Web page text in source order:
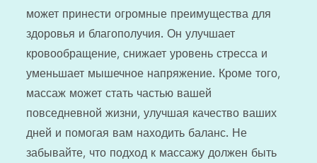
может принести огромные преимущества для
здоровья и благополучия. Он улучшает
кровообращение, снижает уровень стресса и
уменьшает мышечное напряжение. Кроме того,
массаж может стать частью вашей
повседневной жизни, улучшая качество ваших
дней и помогая вам находить баланс. Не
забывайте, что подход к массажу должен быть